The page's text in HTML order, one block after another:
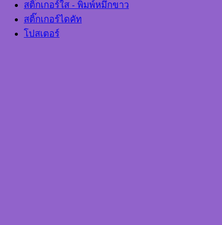
สติ๊กเกอร์ใส - พิมพ์หมึกขาว
สติ๊กเกอร์ไดคัท
โปสเตอร์